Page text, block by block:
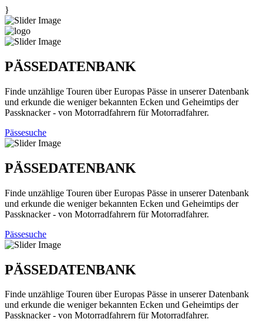
}
PÄSSEDATENBANK
Finde unzählige Touren über Europas Pässe in unserer Datenbank
und erkunde die weniger bekannten Ecken und Geheimtips der
Passknacker - von Motorradfahrern für Motorradfahrer.
Pässesuche
PÄSSEDATENBANK
Finde unzählige Touren über Europas Pässe in unserer Datenbank
und erkunde die weniger bekannten Ecken und Geheimtips der
Passknacker - von Motorradfahrern für Motorradfahrer.
Pässesuche
PÄSSEDATENBANK
Finde unzählige Touren über Europas Pässe in unserer Datenbank
und erkunde die weniger bekannten Ecken und Geheimtips der
Passknacker - von Motorradfahrern für Motorradfahrer.